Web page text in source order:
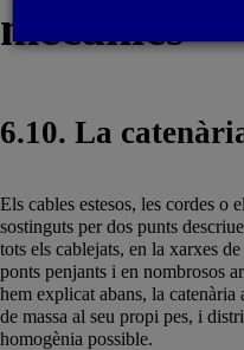
mecànics
6.10. La
Els cables estesos, les cordes o
sostinguts per dos punts
tots els cablejats, en la xarxes
ponts penjants i en nombrosos
hem explicat abans, la
de massa al seu propi pes, i
homogènia possible.